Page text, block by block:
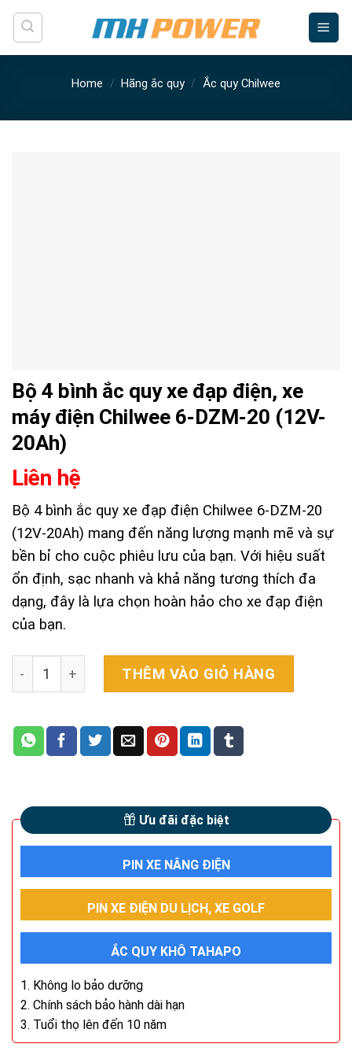
Skip
content
Home / Hãng ắc quy / Ắc quy Chilwee
Bộ 4 bình ắc quy xe đạp điện, xe
máy điện Chilwee 6-DZM-20 (12V-
20Ah)
Liên hệ
Bộ 4 bình ắc quy xe đạp điện Chilwee 6-DZM-20
(12V-20Ah) mang đến năng lượng mạnh mẽ và sự
bền bỉ cho cuộc phiêu lưu của bạn. Với hiệu suất
ổn định, sạc nhanh và khả năng tương thích đa
dạng, đây là lựa chọn hoàn hảo cho xe đạp điện
của bạn.
Bộ 4 bình ắc quy xe đạp điện, xe máy điện Chilwee 6-
THÊM VÀO GIỎ HÀNG
Ưu đãi đặc biệt
PIN XE NÂNG ĐIỆN
PIN XE ĐIỆN DU LỊCH, XE GOLF
ẮC QUY KHÔ TAHAPO
1. Không lo bảo dưỡng
2. Chính sách bảo hành dài hạn
3. Tuổi thọ lên đến 10 năm